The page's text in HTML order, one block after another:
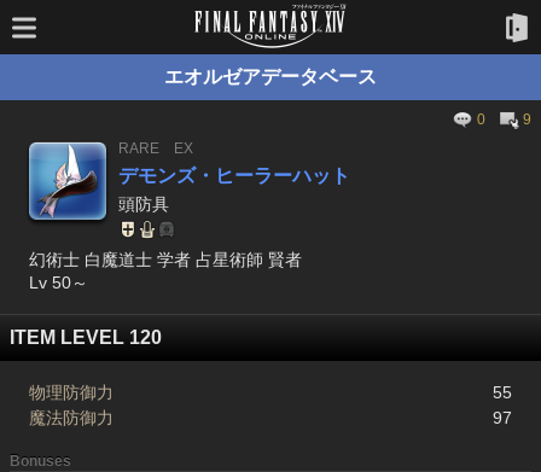
エオルゼアデータベース
0
9
RARE
EX
デモンズ・ヒーラーハット
頭防具
幻術士 白魔道士 学者 占星術師 賢者
Lv 50～
ITEM LEVEL 120
物理防御力
55
魔法防御力
97
Bonuses